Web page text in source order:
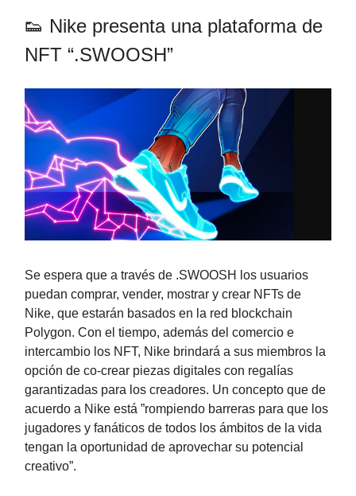
👟 Nike presenta una plataforma de
NFT “.SWOOSH”
Se espera que a través de .SWOOSH los usuarios
puedan comprar, vender, mostrar y crear NFTs de
Nike, que estarán basados en la red blockchain
Polygon. Con el tiempo, además del comercio e
intercambio los NFT, Nike brindará a sus miembros la
opción de co-crear piezas digitales con regalías
garantizadas para los creadores. Un concepto que de
acuerdo a Nike está ”rompiendo barreras para que los
jugadores y fanáticos de todos los ámbitos de la vida
tengan la oportunidad de aprovechar su potencial
creativo”.